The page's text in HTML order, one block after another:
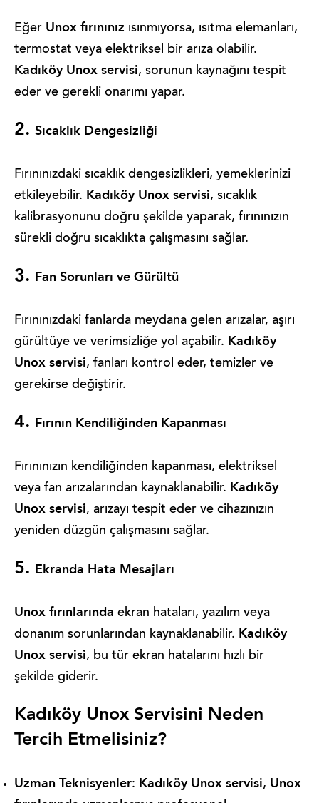
Eğer Unox fırınınız ısınmıyorsa, ısıtma elemanları,
termostat veya elektriksel bir arıza olabilir.
Kadıköy Unox servisi, sorunun kaynağını tespit
eder ve gerekli onarımı yapar.
2. Sıcaklık Dengesizliği
Fırınınızdaki sıcaklık dengesizlikleri, yemeklerinizi
etkileyebilir. Kadıköy Unox servisi, sıcaklık
kalibrasyonunu doğru şekilde yaparak, fırınınızın
sürekli doğru sıcaklıkta çalışmasını sağlar.
3. Fan Sorunları ve Gürültü
Fırınınızdaki fanlarda meydana gelen arızalar, aşırı
gürültüye ve verimsizliğe yol açabilir. Kadıköy
Unox servisi, fanları kontrol eder, temizler ve
gerekirse değiştirir.
4. Fırının Kendiliğinden Kapanması
Fırınınızın kendiliğinden kapanması, elektriksel
veya fan arızalarından kaynaklanabilir. Kadıköy
Unox servisi, arızayı tespit eder ve cihazınızın
yeniden düzgün çalışmasını sağlar.
5. Ekranda Hata Mesajları
Unox fırınlarında ekran hataları, yazılım veya
donanım sorunlarından kaynaklanabilir. Kadıköy
Unox servisi, bu tür ekran hatalarını hızlı bir
şekilde giderir.
Kadıköy Unox Servisini Neden
Tercih Etmelisiniz?
Uzman Teknisyenler: Kadıköy Unox servisi, Unox